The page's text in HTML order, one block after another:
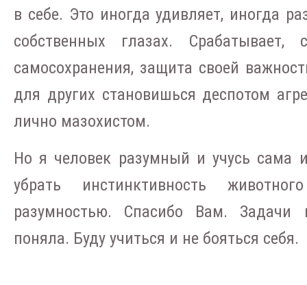
в себе. Это иногда удивляет, иногда
собственных глазах. Срабатывает,
самосохранения, защита своей
для других становишься деспотом
лично мазохистом.
Но я человек разумный и учусь сама
убрать инстинктивность
разумностью. Спасибо Вам. Задачи
поняла. Буду учиться и не бояться себя.